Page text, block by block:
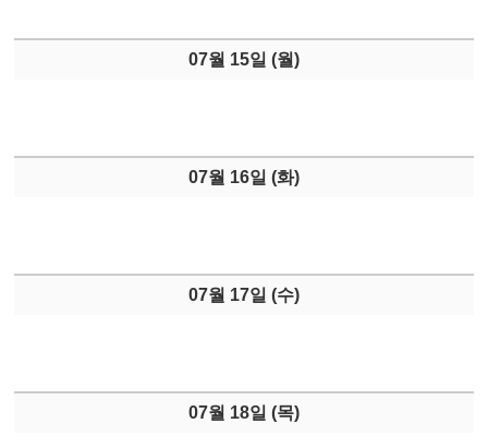
07월 15일 (월)
07월 16일 (화)
07월 17일 (수)
07월 18일 (목)